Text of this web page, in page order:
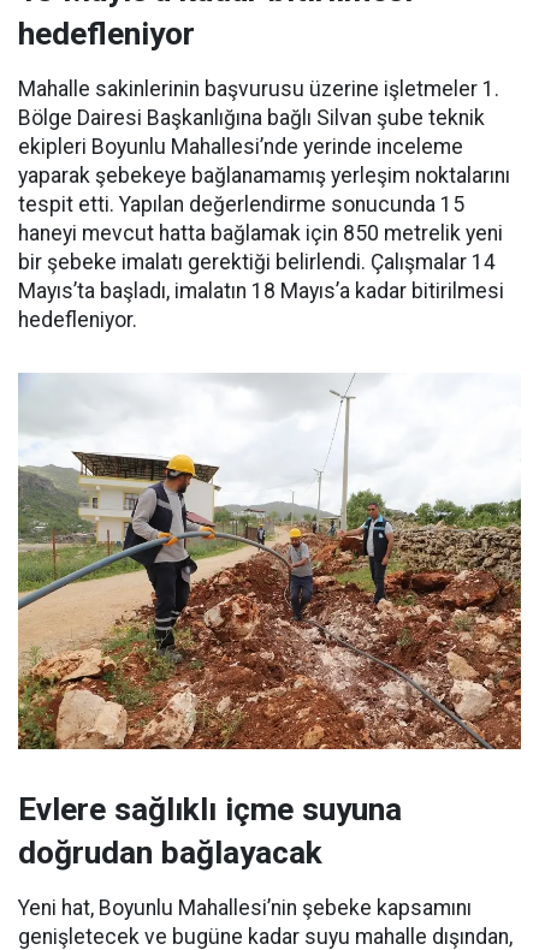
hedefleniyor
Mahalle sakinlerinin başvurusu üzerine işletmeler 1.
Bölge Dairesi Başkanlığına bağlı Silvan şube teknik
ekipleri Boyunlu Mahallesi’nde yerinde inceleme
yaparak şebekeye bağlanamamış yerleşim noktalarını
tespit etti. Yapılan değerlendirme sonucunda 15
haneyi mevcut hatta bağlamak için 850 metrelik yeni
bir şebeke imalatı gerektiği belirlendi. Çalışmalar 14
Mayıs’ta başladı, imalatın 18 Mayıs’a kadar bitirilmesi
hedefleniyor.
Evlere sağlıklı içme suyuna
doğrudan bağlayacak
Yeni hat, Boyunlu Mahallesi’nin şebeke kapsamını
genişletecek ve bugüne kadar suyu mahalle dışından,